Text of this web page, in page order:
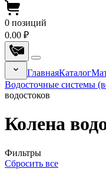
0 позиций
0.00 ₽
ГлавнаяКаталог
Водосточные системы
водостоков
Колена
Фильтры
Сбросить все